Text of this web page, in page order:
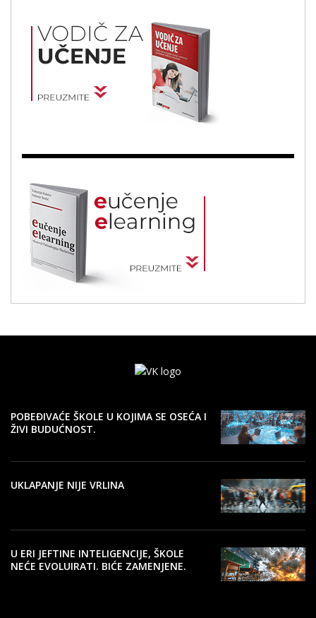
POBEĐIVAĆE ŠKOLE U KOJIMA SE OSEĆA I
ŽIVI BUDUĆNOST.
UKLAPANJE NIJE VRLINA
U ERI JEFTINE INTELIGENCIJE, ŠKOLE
NEĆE EVOLUIRATI. BIĆE ZAMENJENE.